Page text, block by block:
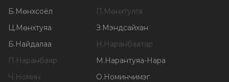
Б.Мөнхсоёл П.Мөнхтулга
Ц.Мөнхтуяа З.Мэндсайхан
Б.Найдалаа Н.Наранбаатар
П.Наранбаяр М.Нарантуяа-Нара
Ч.Номин О.Номинчимэг